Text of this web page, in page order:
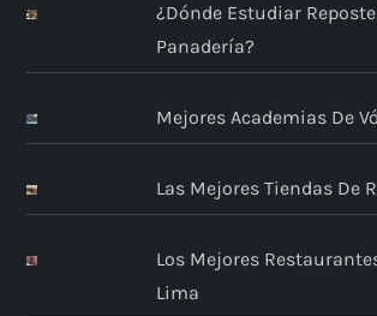
¿Dónde Estudiar
Panadería?
Mejores Academias De
Las Mejores Tiendas De
Los Mejores
Lima